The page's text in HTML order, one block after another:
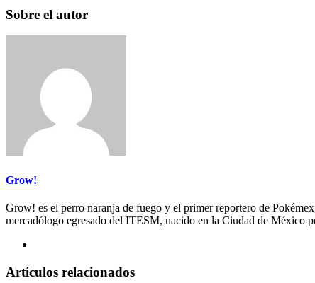
Sobre el autor
Grow!
Grow! es el perro naranja de fuego y el primer reportero de
mercadólogo egresado del ITESM, nacido en la Ciudad de México
Artículos relacionados